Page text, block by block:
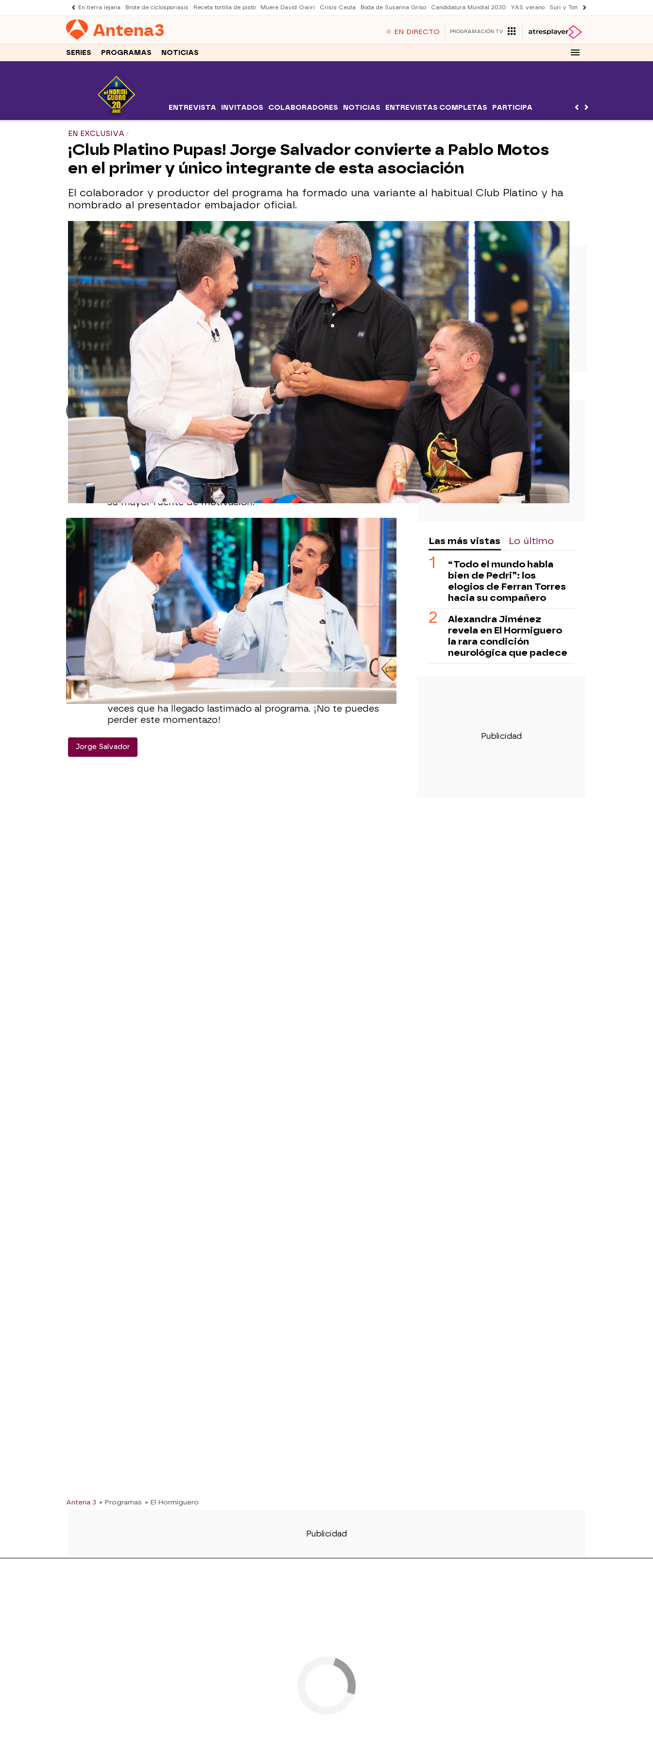
En tierra lejana Brote de ciclosporiasis Receta tortilla de pisto Muere David Owiri Crisis Ceuta Boda de Susanna Griso Candidatura Mundial 2030 YAS verano Suri y Tom Cruise
Antena3 EN DIRECTO PROGRAMACIÓN TV
SERIES PROGRAMAS NOTICIAS
ENTREVISTA INVITADOS COLABORADORES NOTICIAS ENTREVISTAS COMPLETAS PARTICIPA
EN EXCLUSIVA
¡Club Platino Pupas! Jorge Salvador convierte a Pablo Motos
en el primer y único integrante de esta asociación
El colaborador y productor del programa ha formado una variante al habitual Club Platino y ha
nombrado al presentador embajador oficial.
¡Inédito! Jorge Salvador enseña en 'El Hormiguero' los cuadros de Pablo Motos
Roberto Fernández Ferreira
Publicado: 15 de mayo de 2023, 23:11 Facebook Flipboard
Esta noche, 'El Hormiguero' había contado con el placer de
recibir en el plató a
Álex Roca
, todo un ejemplo de superación
en el deporte. Con un 76% de discapacidad, Álex se ha
convertido en la primera persona del mundo con esta
condición en completar una maratón y ha desvelado cuál es
su mayor fuente de motivación.
Sin embargo, tras la emotiva entrevista a Álex,Jorge Salvador
ha querido irrumpir durante la tertulia cómica para dar un
divertido regalo aPablo Motos . El colaborador y productor no
aparecía en el programa desde aquel
'pique' que mantuvo con
Juan del Valpor el estilismo de este, pero ha regresado por
todo lo alto.
Jorge ha comenzado poniendo en valor el espíritu de
superación del presentador al no causar baja pese a haberse
roto el tríceps hace pocos días. Pese a ello, todo este emotivo
momento se ha roto cuando le ha hecho entrega de una taza
con motivo de su entrada en el Club Platino Pupas.
Además, para dejar constancia de las múltiples lesiones que ha
sufrido Pablo durante sus años presentando 'El Hormiguero', el
colaborador ha mostrado un vídeo recopilatorio de todas las
veces que ha llegado lastimado al programa. ¡No te puedes
perder este momentazo!
Jorge Salvador
Antena 3 » Programas » El Hormiguero
Las más vistas Lo último
“Todo el mundo habla
bien de Pedri”: los
elogios de Ferran Torres
hacia su compañero
Alexandra Jiménez
revela en El Hormiguero
la rara condición
neurológica que padece